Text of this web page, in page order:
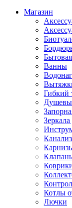
Магазин
Ванны
Гибкий
Котлы
Лючки